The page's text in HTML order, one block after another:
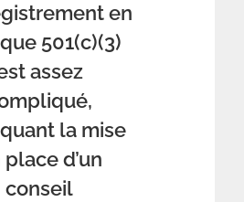
en
501(c)(3)
assez
la mise
place d’un
conseil